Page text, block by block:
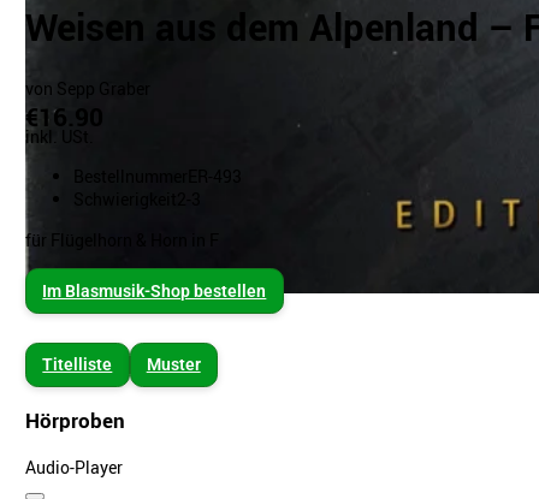
Weisen aus dem Alpenland –
von Sepp Graber
€16.90
inkl. USt.
Bestellnummer
für Flügelhorn & Horn in F
Im Blasmusik-Shop bestellen
Titelliste Muster
Hörproben
Audio-Player